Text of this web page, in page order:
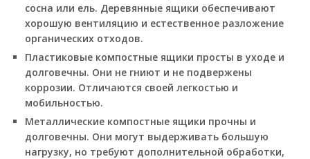
сосна или ель. Деревянные ящики обеспечивают
хорошую вентиляцию и естественное разложение
органических отходов.
Пластиковые компостные ящики просты в уходе и
долговечны. Они не гниют и не подвержены
коррозии. Отличаются своей легкостью и
мобильностью.
Металлические компостные ящики прочны и
долговечны. Они могут выдерживать большую
нагрузку, но требуют дополнительной обработки,